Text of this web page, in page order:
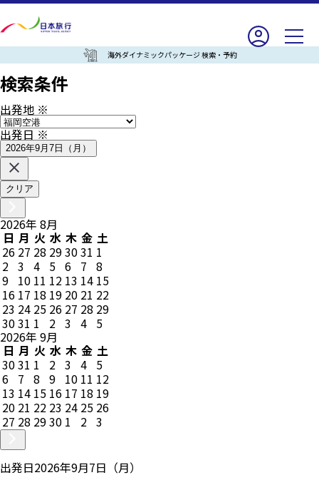
海外ダイナミックパッケージ 検索・予約
検索条件
出発地 ※
出発日※
2026年9月7日（月）
クリア
2026年 8月
日 月 火 水 木 金 土
26 27 28 293031 1
2 3 4 5 6 7 8
9 10 11 12 13 14 15
16 17 18 19 20 21 22
23 24 25 26 27 28 29
3031 1 2 3 4 5
2026年 9月
日 月 火 水 木 金 土
3031 1 2 3 4 5
6 7 8 9 10 11 12
13 14 15 16 17 18 19
20 21 22 23 24 25 26
27 28 2930 1 2 3
出発日2026年9月7日（月）